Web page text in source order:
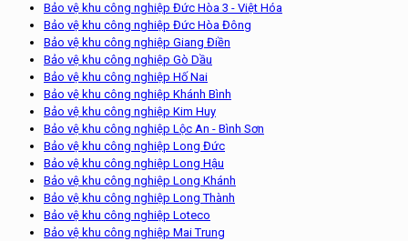
Bảo vệ khu công nghiệp Đức Hòa 3 - Việt Hóa
Bảo vệ khu công nghiệp Đức Hòa Đông
Bảo vệ khu công nghiệp Giang Điền
Bảo vệ khu công nghiệp Gò Dầu
Bảo vệ khu công nghiệp Hố Nai
Bảo vệ khu công nghiệp Khánh Bình
Bảo vệ khu công nghiệp Kim Huy
Bảo vệ khu công nghiệp Lộc An - Bình Sơn
Bảo vệ khu công nghiệp Long Đức
Bảo vệ khu công nghiệp Long Hậu
Bảo vệ khu công nghiệp Long Khánh
Bảo vệ khu công nghiệp Long Thành
Bảo vệ khu công nghiệp Loteco
Bảo vệ khu công nghiệp Mai Trung